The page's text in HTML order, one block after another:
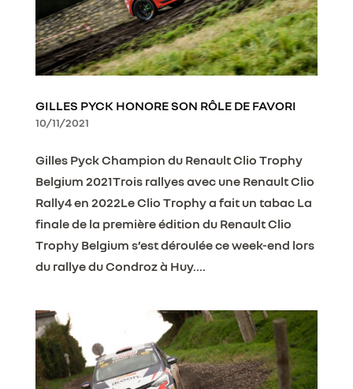
GILLES PYCK HONORE SON RÔLE DE FAVORI
10/11/2021
Gilles Pyck Champion du Renault Clio Trophy
Belgium 2021Trois rallyes avec une Renault Clio
Rally4 en 2022Le Clio Trophy a fait un tabac La
finale de la première édition du Renault Clio
Trophy Belgium s’est déroulée ce week-end lors
du rallye du Condroz à Huy....